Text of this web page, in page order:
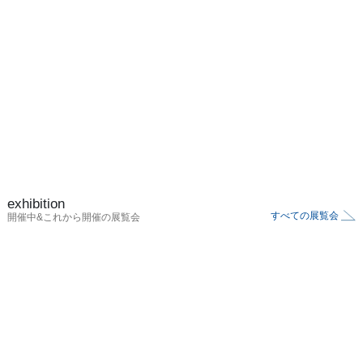
exhibition
開催中&これから開催の展覧会 すべての展覧会